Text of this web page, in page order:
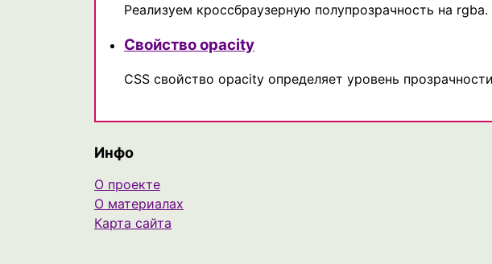
Реализуем кроссбраузерную полупрозрачность на rgba.
Свойство opacity
CSS свойство opacity определяет уровень
Инфо
О проекте
О материалах
Карта сайта